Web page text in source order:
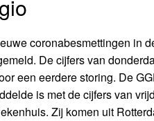
coronabesmettingen in
De cijfers van
een eerdere storing. De
is met de cijfers van
Zij komen uit